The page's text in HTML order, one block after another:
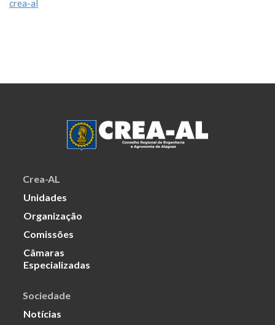
crea-al
Crea-AL
Unidades
Organização
Comissões
Câmaras
Especializadas
Sociedade
Notícias